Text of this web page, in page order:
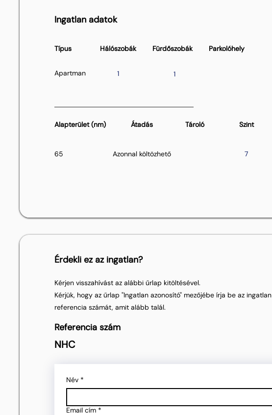
Ingatlan adatok
Típus Hálószobák
Apartman 1
Fürdőszobák
1
Parkolóhely
Alapterület (nm) Átadás Tároló
65 Azonnal költözhető
Szint
7
Érdekli ez az ingatlan?
Kérjen visszahívást az alábbi űrlap kitöltésével.
Kérjük, hogy az űrlap "Ingatlan azonosító" mezőjébe írja be az ingatlan
referencia számát, amit alább talál.
Referencia szám
NHC
Név *
Email cím *